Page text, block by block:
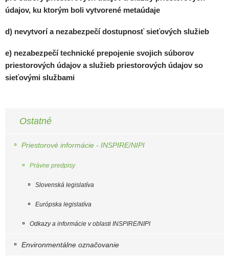
údajov, ku ktorým boli vytvorené metaúdaje
d) nevytvorí a nezabezpečí dostupnosť sieťových služieb
e) nezabezpečí technické prepojenie svojich súborov
priestorových údajov a služieb priestorových údajov so
sieťovými službami
Ostatné
Priestorové informácie - INSPIRE/NIPI
Právne predpisy
Slovenská legislatíva
Európska legislatíva
Odkazy a informácie v oblasti INSPIRE/NIPI
Environmentálne označovanie